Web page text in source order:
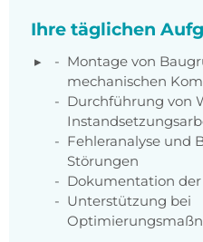
Ihre täglichen
Montage von
mechanischen
Durchführung von
Fehleranalyse und
Störungen
Dokumentation
Unterstützung bei